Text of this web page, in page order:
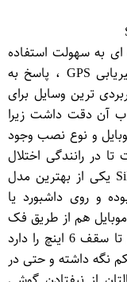
به سهولت استفاده
از گوشی موبایل هنگام رانندگی جهت مسیریابی GPS ، پاسخ به
ترین وسایل برای
آن دقت داشت زیرا
و نوع نصب وجود
در رانندگی اختلال
ایجاد نکند. هولدر موبایل سیلیکونی Silicone یکی از بهترین مدل
و روی داشبورد یا
هم از طریق فک
محرک که قابلیت نگهداری از دستگاه هایی تا سقف 6 اینچ را دارد
نگه داشته و حتی در